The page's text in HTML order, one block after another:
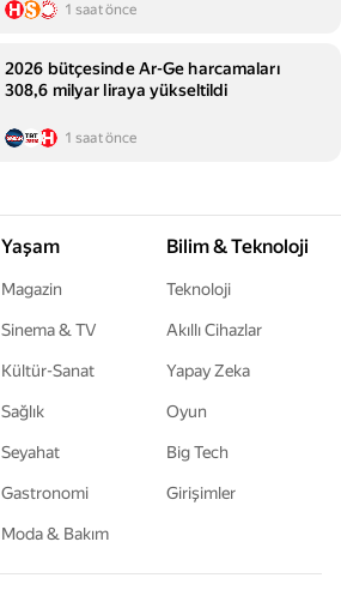
1 saat önce
2026 bütçesinde Ar-Ge harcamaları
308,6 milyar liraya yükseltildi
1 saat önce
Yaşam
Magazin
Sinema & TV
Kültür-Sanat
Sağlık
Seyahat
Gastronomi
Moda & Bakım
Bilim & Teknoloji
Teknoloji
Akıllı Cihazlar
Yapay Zeka
Oyun
Big Tech
Girişimler